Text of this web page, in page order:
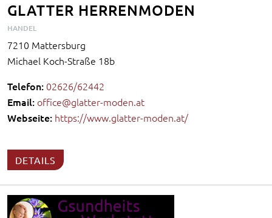
GLATTER HERRENMODEN
HANDEL
7210 Mattersburg
Michael Koch-Straße 18b
Telefon: 02626/62442
Email: office@glatter-moden.at
Webseite: https://www.glatter-moden.at/
DETAILS